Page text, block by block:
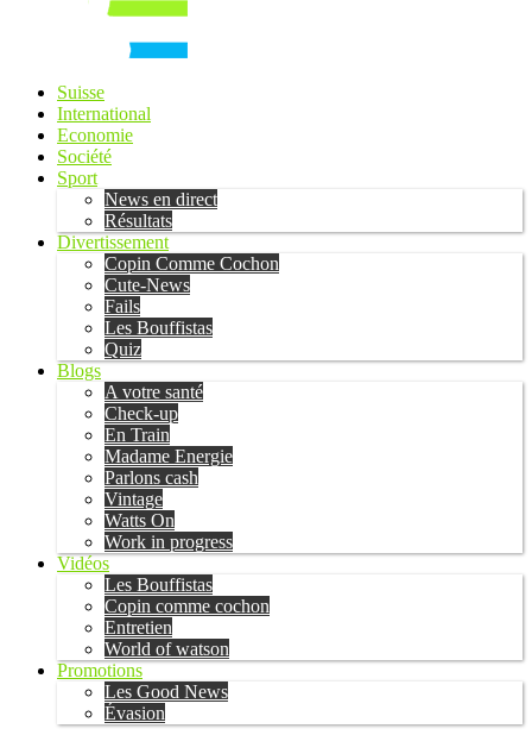
Suisse
International
Economie
Société
Sport
News en direct
Résultats
Divertissement
Copin Comme Cochon
Cute-News
Fails
Les Bouffistas
Quiz
Blogs
A votre santé
Check-up
En Train
Madame Energie
Parlons cash
Vintage
Watts On
Work in progress
Vidéos
Les Bouffistas
Copin comme cochon
Entretien
World of watson
Promotions
Les Good News
Évasion